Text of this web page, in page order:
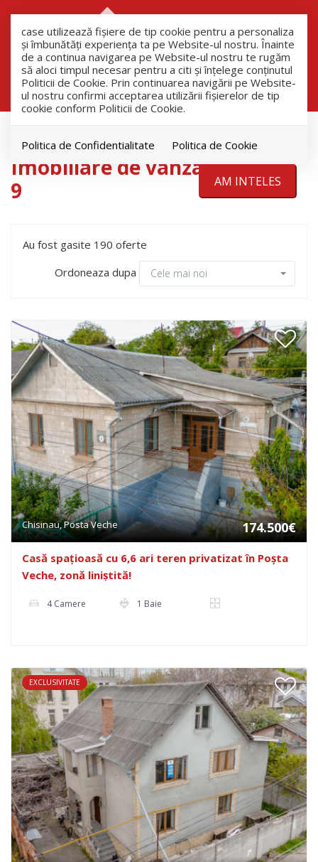
case utilizează fişiere de tip cookie pentru a personaliza
și îmbunătăți experiența ta pe Website-ul nostru. Înainte
de a continua navigarea pe Website-ul nostru te rugăm
să aloci timpul necesar pentru a citi și înțelege conținutul
Politicii de Cookie. Prin continuarea navigării pe Website-
ul nostru confirmi acceptarea utilizării fişierelor de tip
cookie conform Politicii de Cookie.
Politica de Confidentialitate Politica de Cookie
AM INTELES
Filtreaza
Imobiliare de vanzare pagina
9
Au fost gasite 190 oferte
Ordoneaza dupa
Cele mai noi
Chisinau, Posta Veche 174.500€
Casă spațioasă cu 6,6 ari teren privatizat în Poșta
Veche, zonă liniștită!
4 Camere 1 Baie
EXCLUSIVITATE